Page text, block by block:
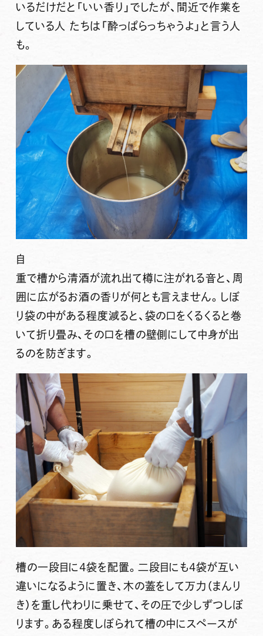
いるだけだと「いい香り」でしたが、間近で作業を
している人 たちは「酔っぱらっちゃうよ」と言う人
も。
自
重で槽から清酒が流れ出て樽に注がれる音と、周
囲に広がるお酒の香りが何とも言えません。しぼ
り袋の中がある程度減ると、袋の口をくるくると巻
いて折り畳み、その口を槽の壁側にして中身が出
るのを防ぎます。
槽の一段目に4袋を配置。二段目にも4袋が互い
違いになるように置き、木の蓋をして万力（まんり
き）を重し代わりに乗せて、その圧で少しずつしぼ
ります。ある程度しぼられて槽の中にスペースが